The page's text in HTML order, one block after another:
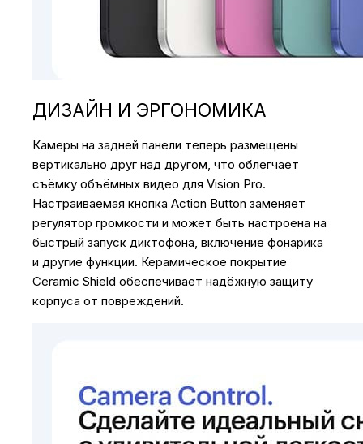
ДИЗАЙН И ЭРГОНОМИКА
Камеры на задней панели теперь размещены
вертикально друг над другом, что облегчает
съёмку объёмных видео для Vision Pro.
Настраиваемая кнопка Action Button заменяет
регулятор громкости и может быть настроена на
быстрый запуск диктофона, включение фонарика
и другие функции. Керамическое покрытие
Ceramic Shield обеспечивает надёжную защиту
корпуса от повреждений.